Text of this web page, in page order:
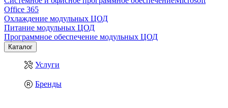
Office 365
Охлаждение модульных ЦОД
Питание модульных ЦОД
Программное обеспечение модульных ЦОД
Каталог
Услуги
Бренды